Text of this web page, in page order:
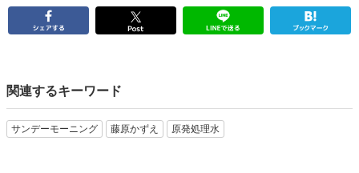
関連するキーワード
サンデーモーニング 藤原かずえ 原発処理水